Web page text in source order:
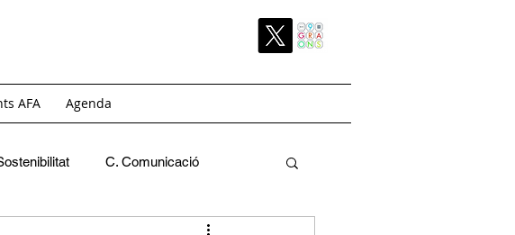
AFA Agenda
C. Comunicació